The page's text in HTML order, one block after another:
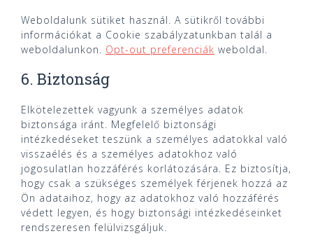
Weboldalunk sütiket használ. A sütikről további
információkat a Cookie szabályzatunkban talál a
weboldalunkon. Opt-out preferenciák weboldal.
6. Biztonság
Elkötelezettek vagyunk a személyes adatok
biztonsága iránt. Megfelelő biztonsági
intézkedéseket teszünk a személyes adatokkal való
visszaélés és a személyes adatokhoz való
jogosulatlan hozzáférés korlátozására. Ez biztosítja,
hogy csak a szükséges személyek férjenek hozzá az
Ön adataihoz, hogy az adatokhoz való hozzáférés
védett legyen, és hogy biztonsági intézkedéseinket
rendszeresen felülvizsgáljuk.